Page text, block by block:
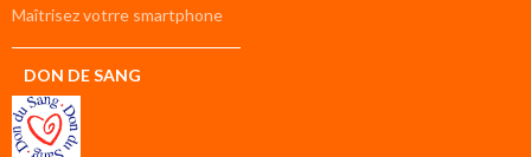
compte
Maîtrisez votrre smartphone
DON DE SANG